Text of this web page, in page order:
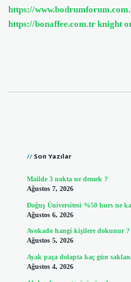
https://
https://bonaffee.com.tr knight
Son Yazılar
Mailde 3 nokta ne demek ?
Ağustos 7, 2026
Doğuş Üniversitesi %50 burs ne
Ağustos 6, 2026
Avokado hangi kişilere dokunur ?
Ağustos 5, 2026
Ayak paça dolapta kaç gün
Ağustos 4, 2026